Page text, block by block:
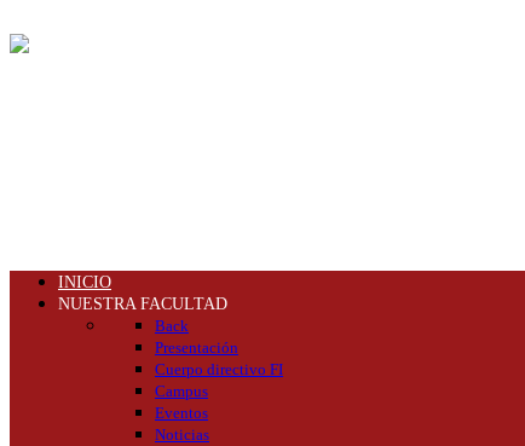
INICIO
NUESTRA FACULTAD
Back
Presentación
Cuerpo directivo FI
Campus
Eventos
Noticias